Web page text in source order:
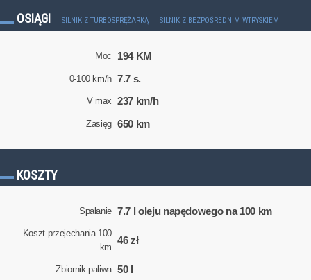
OSIĄGI SILNIK Z TURBOSPRĘŻARKĄ SILNIK Z BEZPOŚREDNIM WTRYSKIEM
Moc 194 KM
0-100 km/h 7.7 s.
V max 237 km/h
Zasięg 650 km
KOSZTY
Spalanie 7.7 l oleju napędowego na 100 km
Koszt przejechania 100
km
46 zł
Zbiornik paliwa 50 l